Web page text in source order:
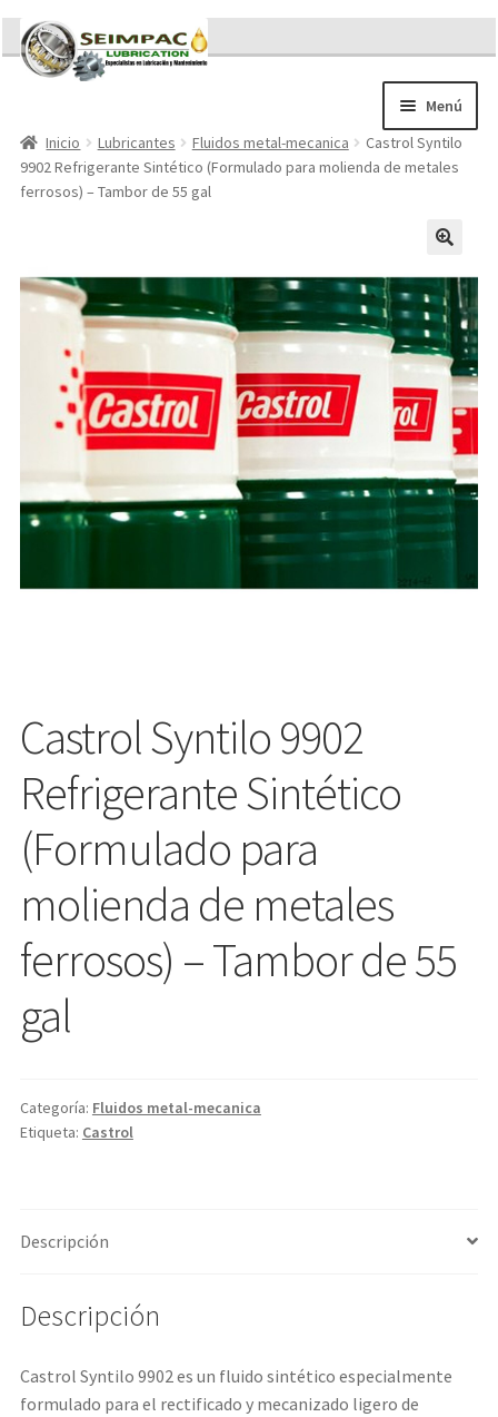
Ir
a
Ir
al
contenido
Menú
Sobre nosotros
Brochures
Refacciones
Literatura
Memorándum COVID-19
Inicio Lubricantes Fluidos metal-mecanica
Castrol Syntilo
9902 Refrigerante Sintético (Formulado para molienda de metales
ferrosos) – Tambor de 55 gal
Castrol Syntilo 9902
Refrigerante Sintético
(Formulado para
molienda de metales
ferrosos) – Tambor de 55
gal
Categoría: Fluidos metal-mecanica
Etiqueta: Castrol
Descripción
Descripción
Castrol Syntilo 9902 es un fluido sintético especialmente
formulado para el rectificado y mecanizado ligero de